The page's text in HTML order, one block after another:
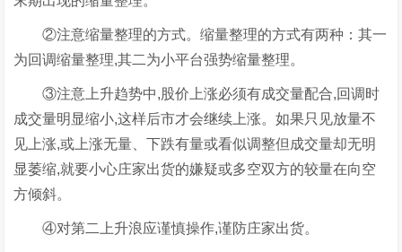
②注意缩量整理的方式。缩量整理的方式有两种：其一
为回调缩量整理,其二为小平台强势缩量整理。
③注意上升趋势中,股价上涨必须有成交量配合,回调时
成交量明显缩小,这样后市才会继续上涨。如果只见放量不
见上涨,或上涨无量、下跌有量或看似调整但成交量却无明
显萎缩,就要小心庄家出货的嫌疑或多空双方的较量在向空
方倾斜。
④对第二上升浪应谨慎操作,谨防庄家出货。